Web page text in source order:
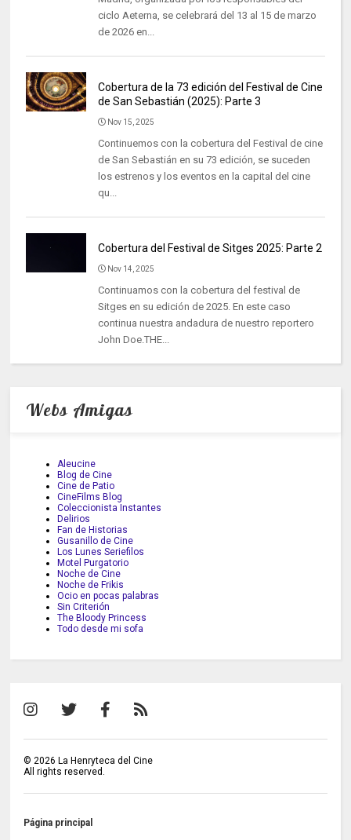
ciclo Aeterna, se celebrará del 13 al 15 de marzo
de 2026 en...
Cobertura de la 73 edición del Festival de Cine
de San Sebastián (2025): Parte 3
Nov 15, 2025
Continuemos con la cobertura del Festival de cine
de San Sebastián en su 73 edición, se suceden
los estrenos y los eventos en la capital del cine
qu...
Cobertura del Festival de Sitges 2025: Parte 2
Nov 14, 2025
Continuamos con la cobertura del festival de
Sitges en su edición de 2025. En este caso
continua nuestra andadura de nuestro reportero
John Doe.THE...
Webs Amigas
Aleucine
Blog de Cine
Cine de Patio
CineFilms Blog
Coleccionista Instantes
Delirios
Fan de Historias
Gusanillo de Cine
Los Lunes Seriefilos
Motel Purgatorio
Noche de Cine
Noche de Frikis
Ocio en pocas palabras
Sin Criterión
The Bloody Princess
Todo desde mi sofa
©2026 La Henryteca del Cine
All rights reserved.
Página principal